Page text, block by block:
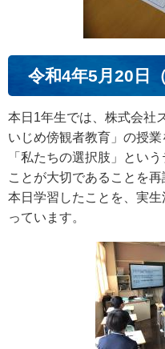
令和4年5月20日
本日1年生では、株式会社
いじめ傍観者教育」の授業
「私たちの選択肢」とい
ことが大切であることを再
本日学習したことを、実
っています。